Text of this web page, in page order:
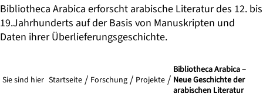
Bibliotheca Arabica erforscht arabische Literatur des 12. bis
19.Jahrhunderts auf der Basis von Manuskripten und
Daten ihrer Überlieferungsgeschichte.
Sie sind hier Startseite Forschung Projekte
Bibliotheca Arabica –
Neue Geschichte der
arabischen Literatur